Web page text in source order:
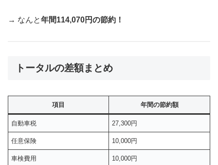
→ なんと年間114,070円の節約！
トータルの差額まとめ
項目 年間の節約額
自動車税 27,300円
任意保険 10,000円
車検費用 10,000円